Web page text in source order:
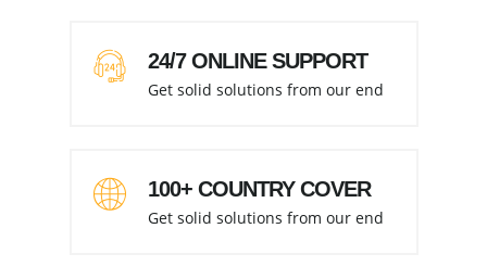
24/7 ONLINE SUPPORT
Get solid solutions from our end
100+ COUNTRY COVER
Get solid solutions from our end